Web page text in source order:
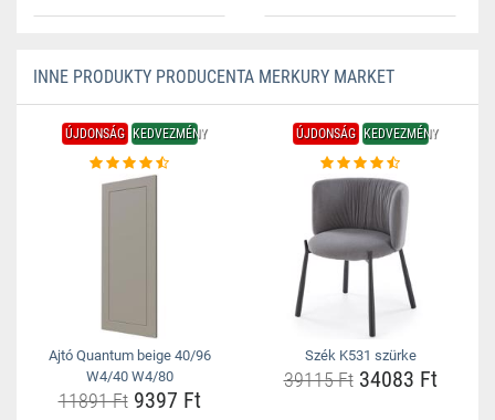
INNE PRODUKTY PRODUCENTA MERKURY MARKET
ÚJDONSÁG KEDVEZMÉNY
Ajtó Quantum beige 40/96
W4/40 W4/80
11891 Ft9397 Ft
ÚJDONSÁG KEDVEZMÉNY
Szék K531 szürke
39115 Ft34083 Ft